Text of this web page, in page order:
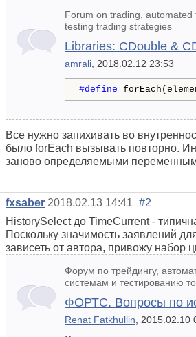
Forum on trading, automated
testing trading strategies
Libraries: CDouble &
amrali , 2018.02.12 23:53
#define
Все нужно запихивать во
было forEach вызывать повторно.
заново определяемыми
fxsaber 2018.02.13 14:41 #2
HistorySelect до TimeCurrent -
Поскольку значимость заявлений
зависеть от автора, привожу набор
Форум по трейдингу,
системам и тестированию
ФОРТС. Вопросы по
Renat Fatkhullin , 2015.02.10